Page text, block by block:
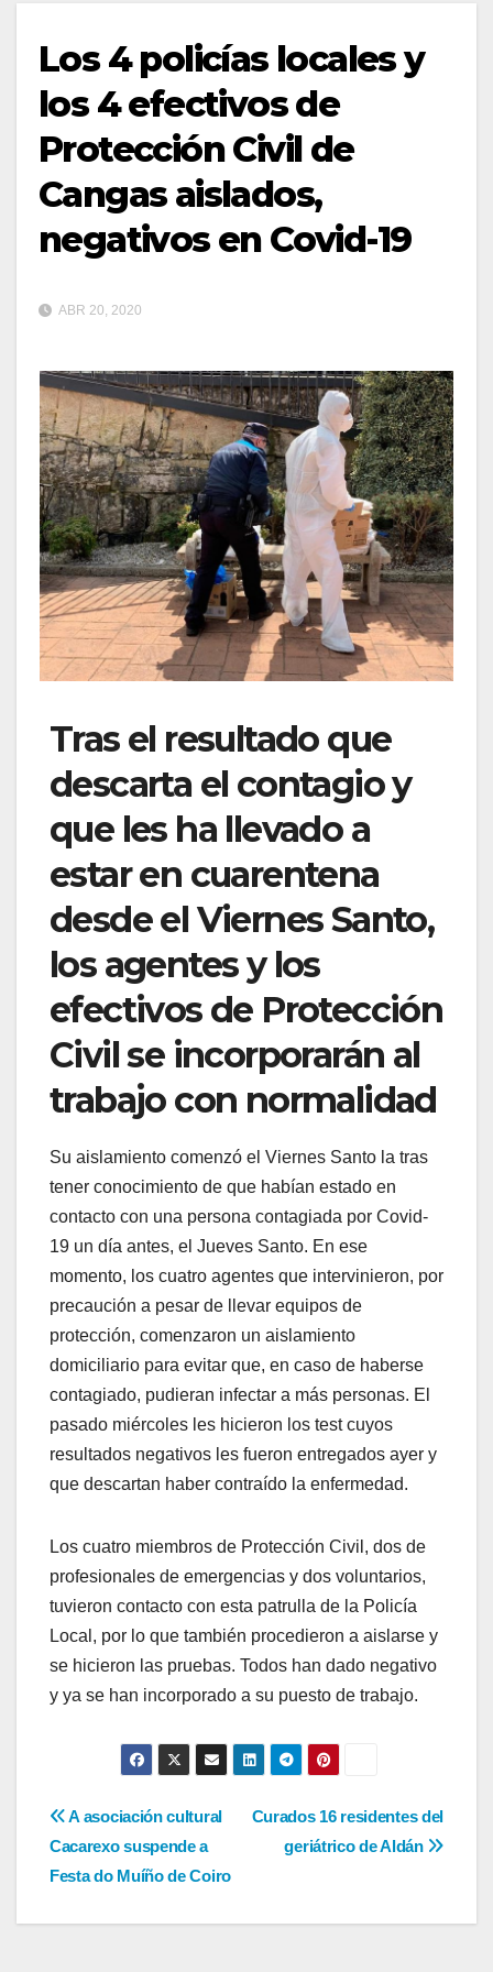
Los 4 policías locales y
los 4 efectivos de
Protección Civil de
Cangas aislados,
negativos en Covid-19
ABR 20, 2020
Tras el resultado que
descarta el contagio y
que les ha llevado a
estar en cuarentena
desde el Viernes Santo,
los agentes y los
efectivos de Protección
Civil se incorporarán al
trabajo con normalidad
Su aislamiento comenzó el Viernes Santo la tras
tener conocimiento de que habían estado en
contacto con una persona contagiada por Covid-
19 un día antes, el Jueves Santo. En ese
momento, los cuatro agentes que intervinieron, por
precaución a pesar de llevar equipos de
protección, comenzaron un aislamiento
domiciliario para evitar que, en caso de haberse
contagiado, pudieran infectar a más personas. El
pasado miércoles les hicieron los test cuyos
resultados negativos les fueron entregados ayer y
que descartan haber contraído la enfermedad.
Los cuatro miembros de Protección Civil, dos de
profesionales de emergencias y dos voluntarios,
tuvieron contacto con esta patrulla de la Policía
Local, por lo que también procedieron a aislarse y
se hicieron las pruebas. Todos han dado negativo
y ya se han incorporado a su puesto de trabajo.
Navegación
de
entradas
Curados 16 residentes del
geriátrico de Aldán
A asociación cultural
Cacarexo suspende a
Festa do Muíño de Coiro